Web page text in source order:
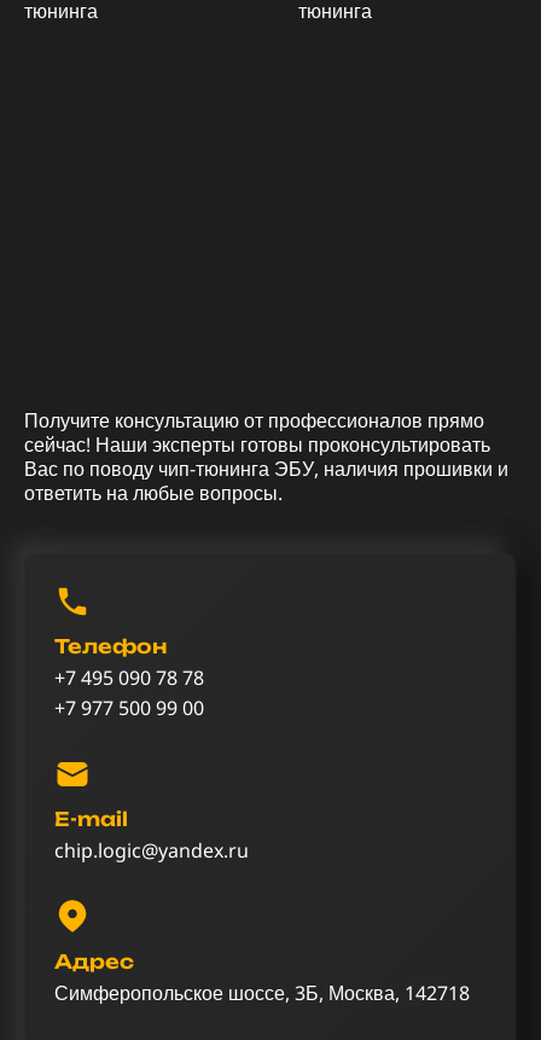
Получите консультацию от профессионалов прямо
сейчас! Наши эксперты готовы проконсультировать
Вас по поводу чип-тюнинга ЭБУ, наличия прошивки и
ответить на любые вопросы.
Телефон
+7 495 090 78 78
+7 977 500 99 00
E-mail
chip.logic@yandex.ru
Адрес
Симферопольское шоссе, 3Б, Москва, 142718